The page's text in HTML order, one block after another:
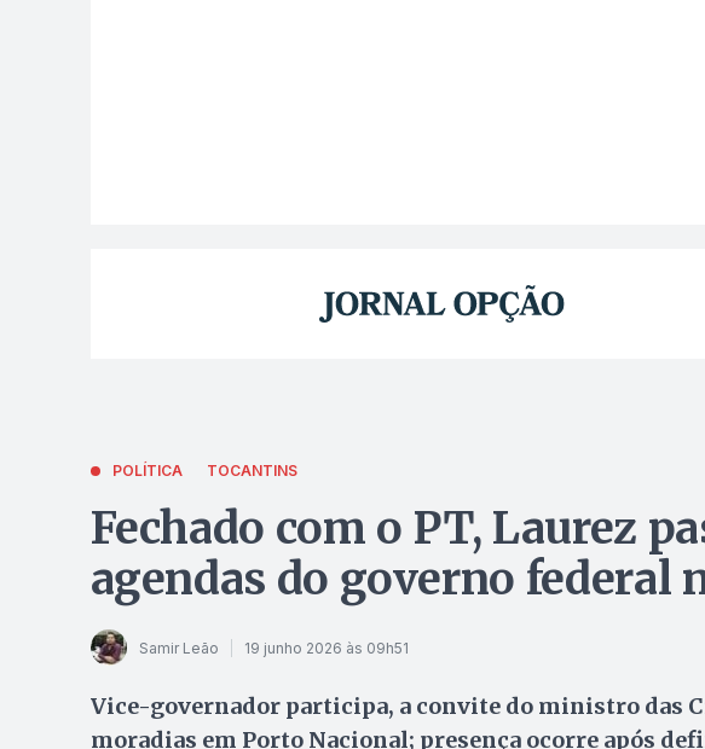
POLÍTICA TOCANTINS
Fechado com o PT, Laurez
agendas do governo federal
Samir Leão 19 junho 2026 às 09h51
Vice-governador participa, a convite do ministro das
moradias em Porto Nacional; presença ocorre após